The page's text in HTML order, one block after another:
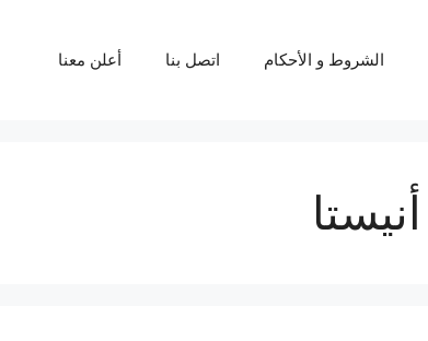
الشروط و الأحكام اتصل بنا أعلن معنا
أنيستا